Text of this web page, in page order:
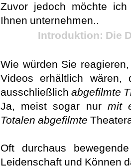
Zuvor jedoch möchte
Ihnen unternehmen..
Introduktion: Die
Wie würden Sie
Videos erhältlich
ausschließlich abgefilmte
Ja, meist sogar nur mit
Totalen abgefilmte
Oft durchaus
Leidenschaft und Können